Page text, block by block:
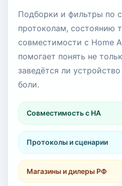
Подборки и фильтры по
протоколам, состоянию
совместимости с Home
помогает понять не
заведётся ли
боли.
Совместимость с HA
Протоколы и сценарии
Магазины и дилеры РФ